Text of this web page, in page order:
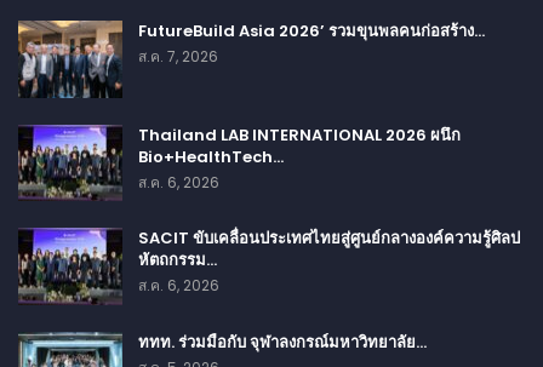
FutureBuild Asia 2026’ รวมขุนพลคนก่อสร้าง…
ส.ค. 7, 2026
Thailand LAB INTERNATIONAL 2026 ผนึก
Bio+HealthTech…
ส.ค. 6, 2026
SACIT ขับเคลื่อนประเทศไทยสู่ศูนย์กลางองค์ความรู้ศิลป
หัตถกรรม…
ส.ค. 6, 2026
ททท. ร่วมมือกับ จุฬาลงกรณ์มหาวิทยาลัย…